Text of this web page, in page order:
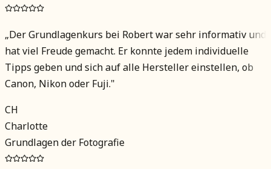
„Der Grundlagenkurs bei Robert war sehr informativ und
hat viel Freude gemacht. Er konnte jedem individuelle
Tipps geben und sich auf alle Hersteller einstellen, ob
Canon, Nikon oder Fuji."
CH
Charlotte
Grundlagen der Fotografie